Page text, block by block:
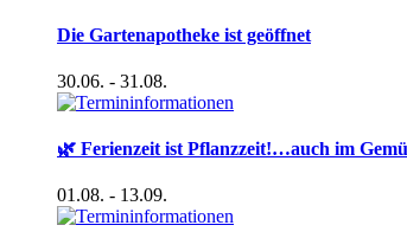
Die Gartenapotheke ist geöffnet
30.06. - 31.08.
🌿 Ferienzeit ist Pflanzzeit!…auch im
01.08. - 13.09.